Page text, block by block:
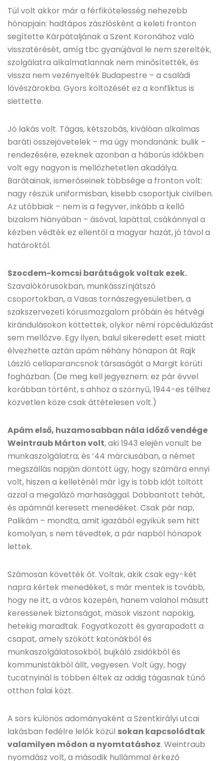
Túl volt akkor már a férfikötelesség nehezebb
hónapjain: hadtápos zászlósként a keleti fronton
segítette Kárpátaljának a Szent Koronához való
visszatérését, amíg tbc gyanújával le nem szerelték,
szolgálatra alkalmatlannak nem minősítették, és
vissza nem vezényelték Budapestre – a családi
lövészárokba. Gyors költözését ez a konfliktus is
siettette.
Jó lakás volt. Tágas, kétszobás, kiválóan alkalmas
baráti összejövetelek – ma úgy mondanánk: bulik –
rendezésére, ezeknek azonban a háborús időkben
volt egy nagyon is mellőzhetetlen akadálya.
Barátainak, ismerőseinek többsége a fronton volt:
nagy részük uniformisban, kisebb csoportjuk civilben.
Az utóbbiak – nem is a fegyver, inkább a kellő
bizalom hiányában – ásóval, lapáttal, csákánnyal a
kézben védték ez ellentől a magyar hazát, jó távol a
határoktól.
Szocdem-komcsi barátságok voltak ezek.
Szavalókórusokban, munkásszínjátszó
csoportokban, a Vasas tornászegyesületben, a
szakszervezeti kórusmozgalom próbáin és hétvégi
kirándulásokon köttettek, olykor némi röpcédulázást
sem mellőzve. Egy ilyen, balul sikeredett eset miatt
élvezhette aztán apám néhány hónapon át Rajk
László cellaparancsnok társaságát a Margit körúti
fogházban. (De meg kell jegyeznem: ez pár évvel
korábban történt, s ahhoz a szörnyű, 1944-es télhez
közvetlen köze csak áttételesen volt.)
Apám első, huzamosabban nála időző vendége
Weintraub Márton volt, aki 1943 elején vonult be
munkaszolgálatra, és ’44 márciusában, a német
megszállás napján döntött úgy, hogy számára ennyi
volt, hiszen a kelleténél már így is több időt töltött
azzal a megalázó marhasággal. Dobbantott tehát,
és apámnál keresett menedéket. Csak pár nap,
Palikám – mondta, amit igazából egyikük sem hitt
komolyan, s nem tévedtek, a pár napból hónapok
lettek.
Számosan követték őt. Voltak, akik csak egy-két
napra kértek menedéket, s már mentek is tovább,
hogy ne itt, a város közepén, hanem valahol másutt
keressenek biztonságot, mások viszont napokig,
hetekig maradtak. Fogyatkozott és gyarapodott a
csapat, amely szökött katonákból és
munkaszolgálatosokból, bujkáló zsidókból és
kommunistákból állt, vegyesen. Volt úgy, hogy
tucatnyinál is többen éltek az addig tágasnak tűnő
otthon falai közt.
A sors különös adományaként a Szentkirályi utcai
lakásban fedélre lelők közül sokan kapcsolódtak
valamilyen módon a nyomtatáshoz. Weintraub
nyomdász volt, a második hullámmal érkező